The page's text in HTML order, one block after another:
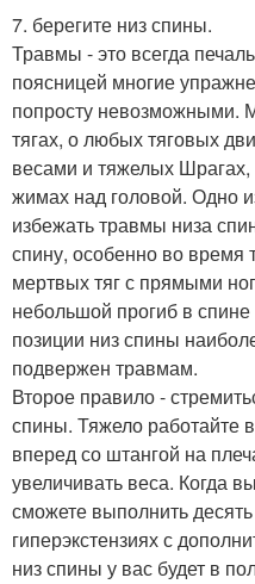
7. берегите низ спины.
Травмы - это всегда
поясницей многие
попросту невозможными.
тягах, о любых тяговых
весами и тяжелых Шрагах,
жимах над головой. Одно
избежать травмы низа
спину, особенно во время
мертвых тяг с прямыми
небольшой прогиб в
позиции низ спины
подвержен травмам.
Второе правило -
спины. Тяжело работайте
вперед со штангой на
увеличивать веса. Когда
сможете выполнить
гиперэкстензиях с
низ спины у вас будет в